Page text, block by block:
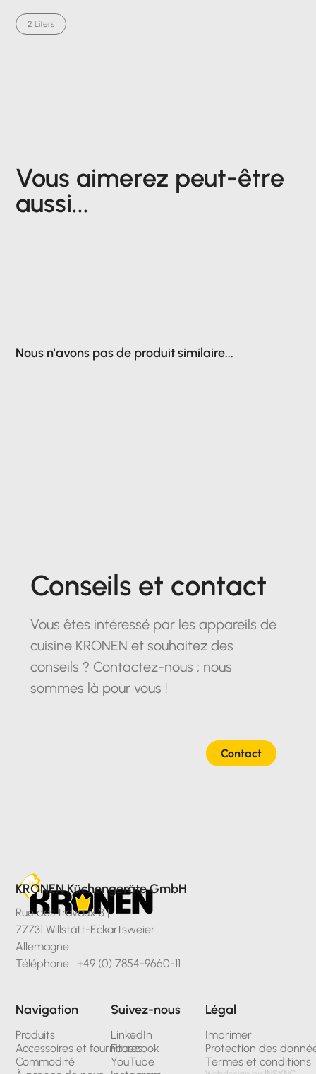
2 Liters
Vous aimerez peut-être
aussi...
Nous n'avons pas de produit similaire...
Conseils et contact
Vous êtes intéressé par les appareils de
cuisine KRONEN et souhaitez des
conseils ? Contactez-nous ; nous
sommes là pour vous !
Contact
KRONEN Küchengeräte GmbH
Rue des travaux 3 |
77731 Willstätt-Eckartsweier
Allemagne
Téléphone : +49 (0) 7854-9660-11
Navigation
Produits
Accessoires et fournitures
Commodité
Suivez-nous
LinkedIn
Facebook
YouTube
Légal
Imprimer
Protection des
Termes et conditions